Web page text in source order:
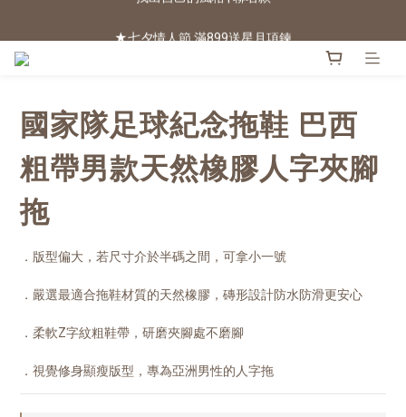
國家隊足球紀念拖鞋 巴西
粗帶男款天然橡膠人字夾腳
拖
．版型偏大，若尺寸介於半碼之間，可拿小一號
．嚴選最適合拖鞋材質的天然橡膠，磚形設計防水防滑更安心
．柔軟Z字紋粗鞋帶，研磨夾腳處不磨腳
．視覺修身顯瘦版型，專為亞洲男性的人字拖